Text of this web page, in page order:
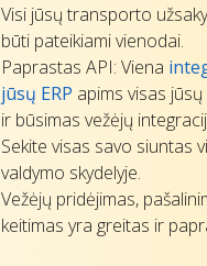
Visi jūsų transporto
būti pateikiami vienodai.
Paprastas API: Viena
jūsų ERP apims visas
ir būsimas vežėjų
Sekite visas savo siuntas
valdymo skydelyje.
Vežėjų pridėjimas,
keitimas yra greitas ir